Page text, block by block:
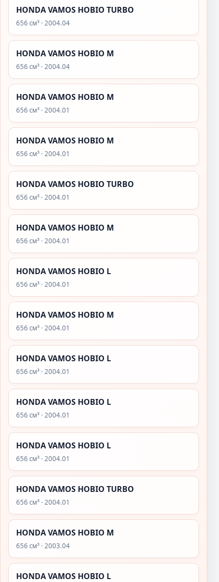
HONDA VAMOS HOBIO TURBO
656 см³ · 2004.04
HONDA VAMOS HOBIO M
656 см³ · 2004.04
HONDA VAMOS HOBIO M
656 см³ · 2004.01
HONDA VAMOS HOBIO M
656 см³ · 2004.01
HONDA VAMOS HOBIO TURBO
656 см³ · 2004.01
HONDA VAMOS HOBIO M
656 см³ · 2004.01
HONDA VAMOS HOBIO L
656 см³ · 2004.01
HONDA VAMOS HOBIO M
656 см³ · 2004.01
HONDA VAMOS HOBIO L
656 см³ · 2004.01
HONDA VAMOS HOBIO L
656 см³ · 2004.01
HONDA VAMOS HOBIO L
656 см³ · 2004.01
HONDA VAMOS HOBIO TURBO
656 см³ · 2004.01
HONDA VAMOS HOBIO M
656 см³ · 2003.04
HONDA VAMOS HOBIO L